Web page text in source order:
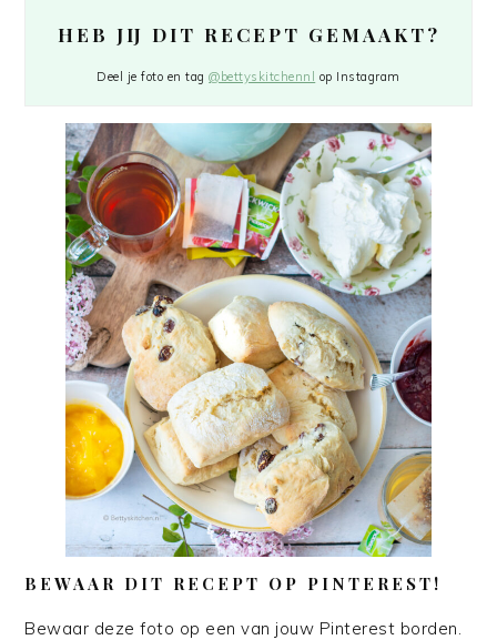
HEB JIJ DIT RECEPT GEMAAKT?
Deel je foto en tag@bettyskitchennl op Instagram
BEWAAR DIT RECEPT OP PINTEREST!
Bewaar deze foto op een van jouw Pinterest borden.